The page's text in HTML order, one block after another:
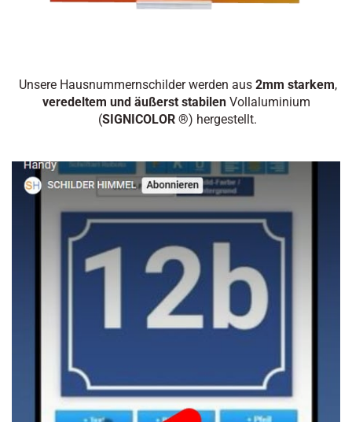
Unsere Hausnummernschilder werden aus 2mm starkem,
veredeltem und äußerst stabilenVollaluminium
(SIGNICOLOR ®) hergestellt.